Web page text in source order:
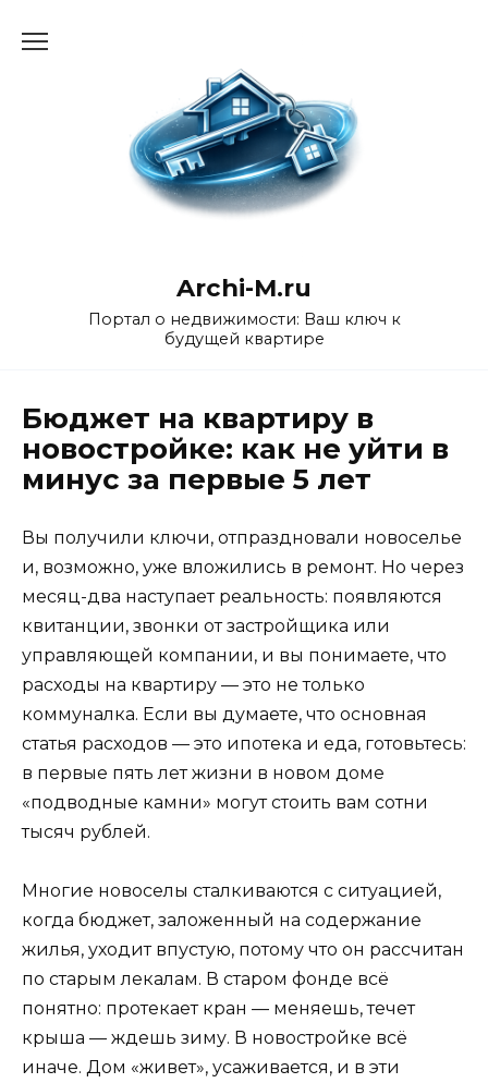
Archi-M.ru
Портал о недвижимости: Ваш ключ к
будущей квартире
Бюджет на квартиру в
новостройке: как не уйти в
минус за первые 5 лет
Вы получили ключи, отпраздновали новоселье
и, возможно, уже вложились в ремонт. Но через
месяц-два наступает реальность: появляются
квитанции, звонки от застройщика или
управляющей компании, и вы понимаете, что
расходы на квартиру — это не только
коммуналка. Если вы думаете, что основная
статья расходов — это ипотека и еда, готовьтесь:
в первые пять лет жизни в новом доме
«подводные камни» могут стоить вам сотни
тысяч рублей.
Многие новоселы сталкиваются с ситуацией,
когда бюджет, заложенный на содержание
жилья, уходит впустую, потому что он рассчитан
по старым лекалам. В старом фонде всё
понятно: протекает кран — меняешь, течет
крыша — ждешь зиму. В новостройке всё
иначе. Дом «живет», усаживается, и в эти